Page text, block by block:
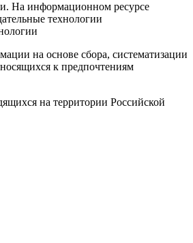
На информационном ресурсе
технологии
на основе сбора, систематизации
к предпочтениям
на территории Российской